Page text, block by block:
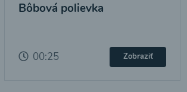
Bôbová polievka
00:25 Zobraziť